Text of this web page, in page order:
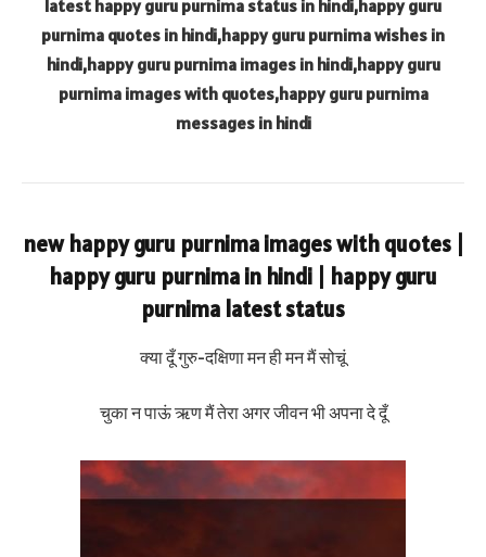
latest happy guru purnima status in hindi,happy guru
purnima quotes in hindi,happy guru purnima wishes in
hindi,happy guru purnima images in hindi,happy guru
purnima images with quotes,happy guru purnima
messages in hindi
new happy guru purnima images with quotes |
happy guru purnima in hindi | happy guru
purnima latest status
क्या दूँ गुरु-दक्षिणा मन ही मन मैं सोचूं
चुका न पाऊं ऋण मैं तेरा अगर जीवन भी अपना दे दूँ